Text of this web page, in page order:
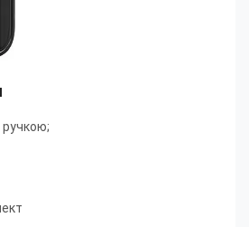
ручкою;